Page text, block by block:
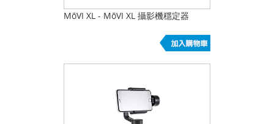
MōVI XL - MōVI XL 攝影機穩定器